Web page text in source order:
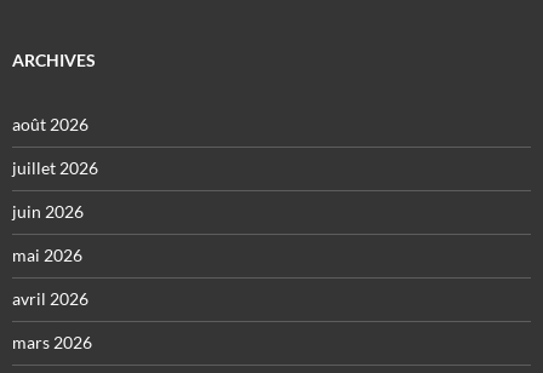
ARCHIVES
août 2026
juillet 2026
juin 2026
mai 2026
avril 2026
mars 2026